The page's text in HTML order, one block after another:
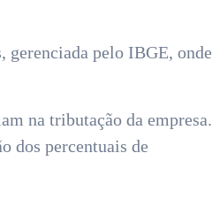
gerenciada pelo IBGE, onde
na tributação da empresa.
dos percentuais de